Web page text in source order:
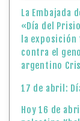
La Embajada
«Día del
la
contra el
argentino
17 de abril:
Hoy 16 de